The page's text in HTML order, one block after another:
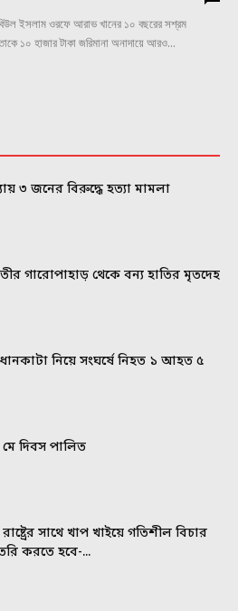
ইসলাম ওরফে আরাভ খানের ১০ বছরের সশ্রম
১০ হাজার টাকা জরিমানা অনাদায়ে আরও...
৩ জনের বিরুদ্ধে হত্যা মামলা
গারোপাহাড় থেকে বন্য হাতির মৃতদেহ
নিয়ে সংঘর্ষে নিহত ১ আহত ৫
দিবস পালিত
সাথে খাপ খাইয়ে গতিশীল বিচার
করতে হবে-...